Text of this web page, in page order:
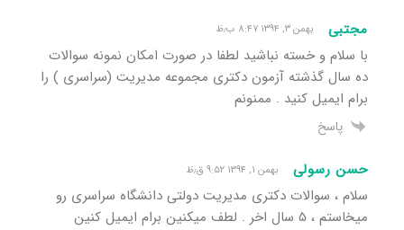
مجتبی بهمن ۳, ۱۳۹۴ ۸:۴۷ ب٫ظ
با سلام و خسته نباشید لطفا در صورت امکان نمونه سوالات
ده سال گذشته آزمون دکتری مجموعه مدیریت (سراسری ) را
برام ایمیل کنید . ممنونم
پاسخ
حسن رسولی بهمن ۱, ۱۳۹۴ ۹:۵۲ ق٫ظ
سلام ، سوالات دکتری مدیریت دولتی دانشگاه سراسری رو
میخاستم ، ۵ سال اخر . لطف میکنین برام ایمیل کنین